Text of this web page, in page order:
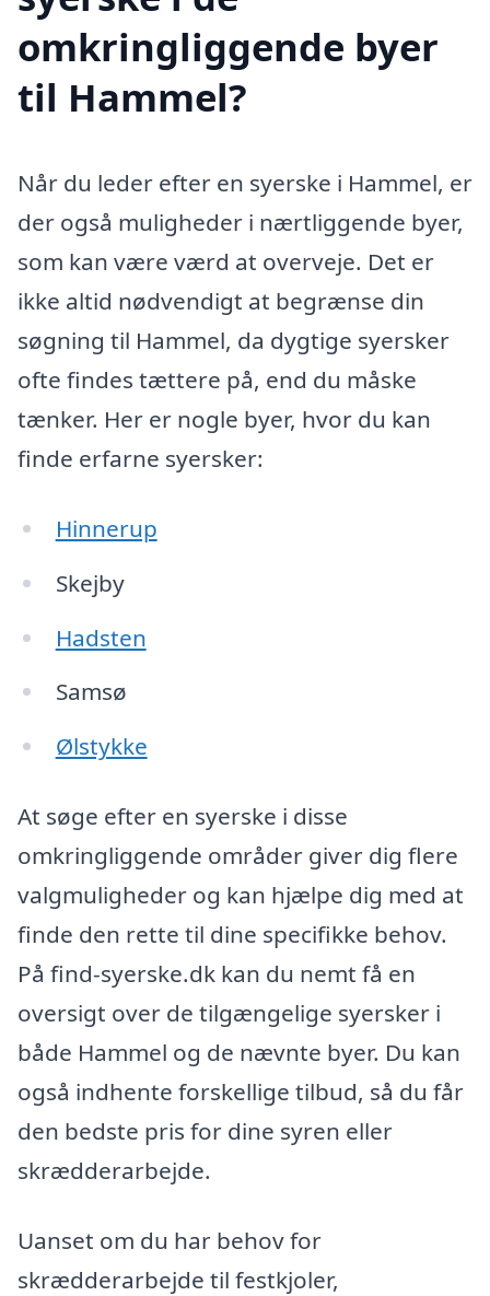
omkringliggende byer
til Hammel?
Når du leder efter en syerske i Hammel, er
der også muligheder i nærtliggende byer,
som kan være værd at overveje. Det er
ikke altid nødvendigt at begrænse din
søgning til Hammel, da dygtige syersker
ofte findes tættere på, end du måske
tænker. Her er nogle byer, hvor du kan
finde erfarne syersker:
Hinnerup
Skejby
Hadsten
Samsø
Ølstykke
At søge efter en syerske i disse
omkringliggende områder giver dig flere
valgmuligheder og kan hjælpe dig med at
finde den rette til dine specifikke behov.
På find-syerske.dk kan du nemt få en
oversigt over de tilgængelige syersker i
både Hammel og de nævnte byer. Du kan
også indhente forskellige tilbud, så du får
den bedste pris for dine syren eller
skrædderarbejde.
Uanset om du har behov for
skrædderarbejde til festkjoler,